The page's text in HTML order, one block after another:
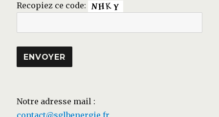
Recopiez ce code:
Notre adresse mail :